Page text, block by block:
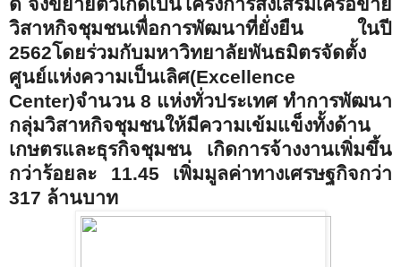
ดี จึงขยายตัวเกิดเป็นโครงการส่งเสริมเครือข่าย
วิสาหกิจชุมชนเพื่อการพัฒนาที่ยั่งยืน ในปี
2562โดยร่วมกับมหาวิทยาลัยพันธมิตรจัดตั้ง
ศูนย์แห่งความเป็นเลิศ(Excellence
Center)จำนวน 8 แห่งทั่วประเทศ ทำการพัฒนา
กลุ่มวิสาหกิจชุมชนให้มีความเข้มแข็งทั้งด้าน
เกษตรและธุรกิจชุมชน เกิดการจ้างงานเพิ่มขึ้น
กว่าร้อยละ 11.45 เพิ่มมูลค่าทางเศรษฐกิจกว่า
317 ล้านบาท